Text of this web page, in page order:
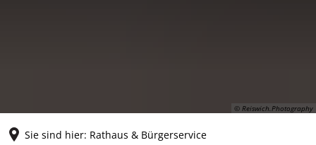
© Reiswich.Photography
Sie sind hier: Rathaus & Bürgerservice